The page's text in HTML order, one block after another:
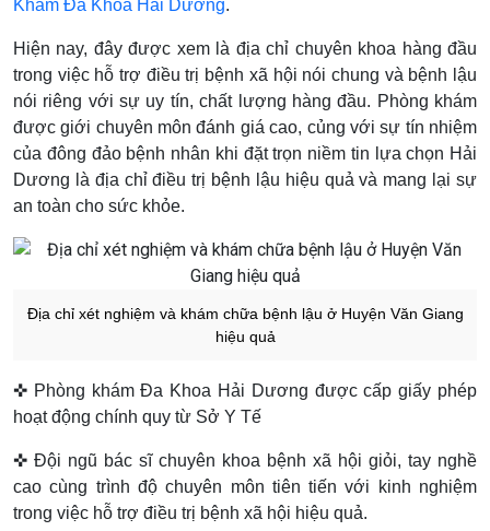
Khám Đa Khoa Hải Dương.
Hiện nay, đây được xem là địa chỉ chuyên khoa hàng đầu
trong việc hỗ trợ điều trị bệnh xã hội nói chung và bệnh lậu
nói riêng với sự uy tín, chất lượng hàng đầu. Phòng khám
được giới chuyên môn đánh giá cao, củng với sự tín nhiệm
của đông đảo bệnh nhân khi đặt trọn niềm tin lựa chọn Hải
Dương là địa chỉ điều trị bệnh lậu hiệu quả và mang lại sự
an toàn cho sức khỏe.
Địa chỉ xét nghiệm và khám chữa bệnh lậu ở Huyện Văn Giang
hiệu quả
✜ Phòng khám Đa Khoa Hải Dương được cấp giấy phép
hoạt động chính quy từ Sở Y Tế
✜ Đội ngũ bác sĩ chuyên khoa bệnh xã hội giỏi, tay nghề
cao cùng trình độ chuyên môn tiên tiến với kinh nghiệm
trong việc hỗ trợ điều trị bệnh xã hội hiệu quả.